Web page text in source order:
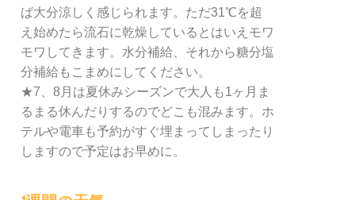
ば大分涼しく感じられます。ただ31℃を超
え始めたら流石に乾燥しているとはいえモワ
モワしてきます。水分補給、それから糖分塩
分補給もこまめにしてください。
★7、8月は夏休みシーズンで大人も1ヶ月ま
るまる休んだりするのでどこも混みます。ホ
テルや電車も予約がすぐ埋まってしまったり
しますので予定はお早めに。